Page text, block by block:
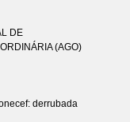
DE
(AGO)
derrubada